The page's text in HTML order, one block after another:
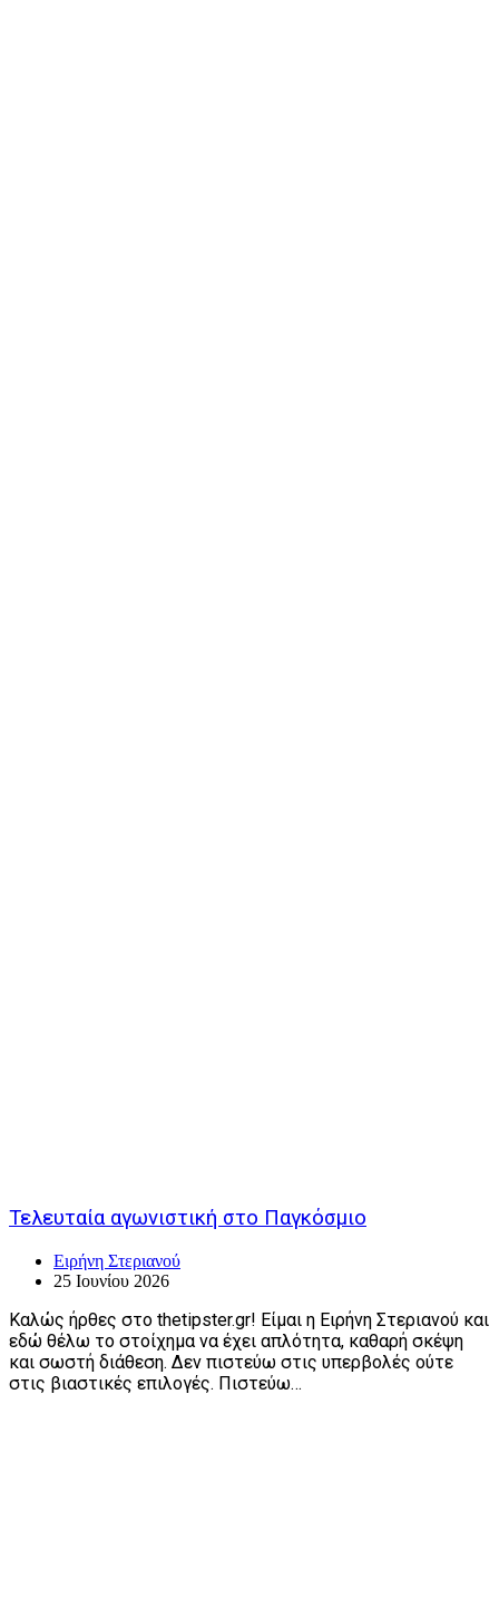
Τελευταία αγωνιστική στο Παγκόσμιο
Ειρήνη Στεριανού
25 Ιουνίου 2026
Καλώς ήρθες στο thetipster.gr! Είμαι η Ειρήνη Στεριανού και
εδώ θέλω το στοίχημα να έχει απλότητα, καθαρή σκέψη
και σωστή διάθεση. Δεν πιστεύω στις υπερβολές ούτε
στις βιαστικές επιλογές. Πιστεύω…